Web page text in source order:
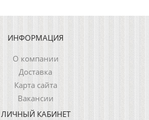
ИНФОРМАЦИЯ
О компании
Доставка
Карта сайта
Вакансии
ЛИЧНЫЙ КАБИНЕТ